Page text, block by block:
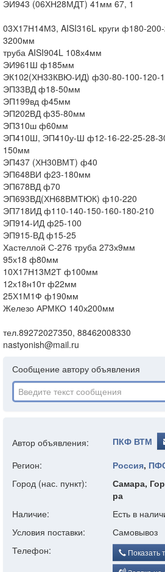
ЭИ943 (06ХН28МДТ) 41мм 67, 1
03Х17Н14М3, AISI316L круги ф180-
3200мм
труба AISI904L 108х4мм
ЭИ961Ш ф185мм
ЭК102(ХН33КВЮ-ИД) ф30-80-100-120-
ЭП33ВД ф18-50мм
ЭП199вд ф45мм
ЭП202ВД ф35-80мм
ЭП310ш ф60мм
ЭП410Ш, ЭП410у-Ш ф12-16-22-25-28-
150мм
ЭП437 (ХН30ВМТ) ф40
ЭП648ВИ ф23-180мм
ЭП678ВД ф70
ЭП693ВД(ХН68ВМТЮК) ф10-220
ЭП718ИД ф110-140-150-160-180-210
ЭП914-ИД ф25-100
ЭП915-ВД ф15-25
Хастеллой С-276 труба 273х9мм
95х18 ф80мм
10Х17Н13М2Т ф100мм
12х18н10т ф22мм
25Х1М1Ф ф190мм
Железо АРМКО 140х200мм
тел.89272027350, 88462008330
nastyonish@mail.ru
Сообщение автору объявления
Автор объявления: ПКФ ВТМ
Регион: Россия,
Город (нас. пункт):
Самара,
ра
Наличие:
Есть в
Условия поставки:
Самовывоз
Телефон:
Показать